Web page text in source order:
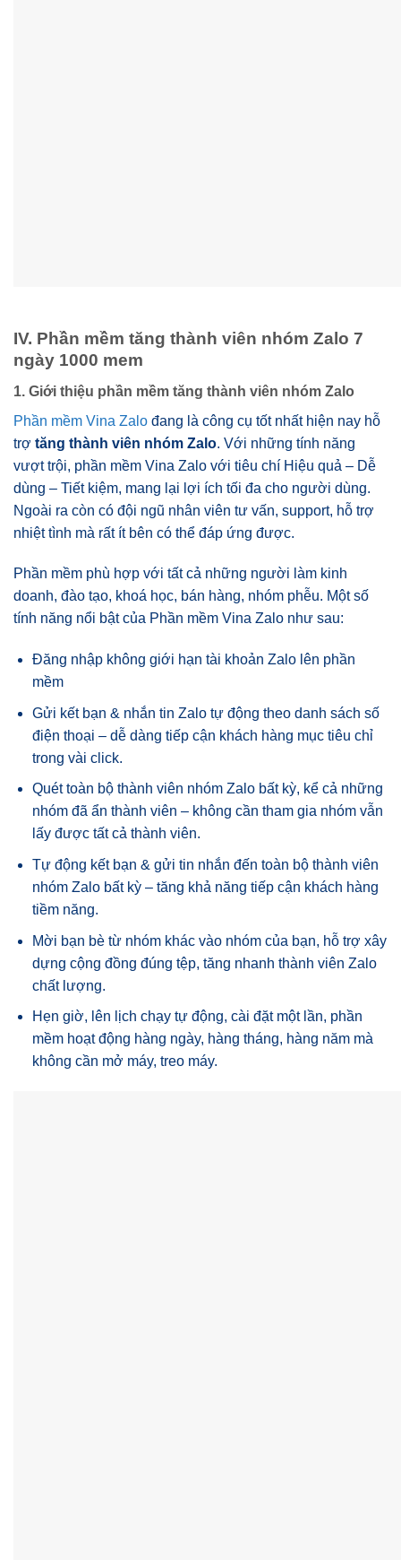
IV. Phần mềm tăng thành viên nhóm Zalo 7
ngày 1000 mem
1. Giới thiệu phần mềm tăng thành viên nhóm Zalo
Phần mềm Vina Zalo đang là công cụ tốt nhất hiện nay hỗ
trợ tăng thành viên nhóm Zalo. Với những tính năng
vượt trội, phần mềm Vina Zalo với tiêu chí Hiệu quả – Dễ
dùng – Tiết kiệm, mang lại lợi ích tối đa cho người dùng.
Ngoài ra còn có đội ngũ nhân viên tư vấn, support, hỗ trợ
nhiệt tình mà rất ít bên có thể đáp ứng được.
Phần mềm phù hợp với tất cả những người làm kinh
doanh, đào tạo, khoá học, bán hàng, nhóm phễu. Một số
tính năng nổi bật của Phần mềm Vina Zalo như sau:
Đăng nhập không giới hạn tài khoản Zalo lên phần
mềm
Gửi kết bạn & nhắn tin Zalo tự động theo danh sách số
điện thoại – dễ dàng tiếp cận khách hàng mục tiêu chỉ
trong vài click.
Quét toàn bộ thành viên nhóm Zalo bất kỳ, kể cả những
nhóm đã ẩn thành viên – không cần tham gia nhóm vẫn
lấy được tất cả thành viên.
Tự động kết bạn & gửi tin nhắn đến toàn bộ thành viên
nhóm Zalo bất kỳ – tăng khả năng tiếp cận khách hàng
tiềm năng.
Mời bạn bè từ nhóm khác vào nhóm của bạn, hỗ trợ xây
dựng cộng đồng đúng tệp, tăng nhanh thành viên Zalo
chất lượng.
Hẹn giờ, lên lịch chạy tự động, cài đặt một lần, phần
mềm hoạt động hàng ngày, hàng tháng, hàng năm mà
không cần mở máy, treo máy.